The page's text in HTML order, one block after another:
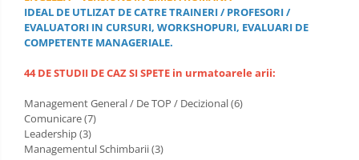
Teambuilding
Time Management / Planificare /
Organizare
IDEAL DE UTLIZAT DE CATRE TRAINERI / PROFESORI /
EVALUATORI IN CURSURI, WORKSHOPURI, EVALUARI DE
COMPETENTE MANAGERIALE.
44 DE STUDII DE CAZ SI SPETE in urmatoarele arii:
Management General / De TOP / Decizional (6)
Comunicare (7)
Leadership (3)
Managementul Schimbarii (3)